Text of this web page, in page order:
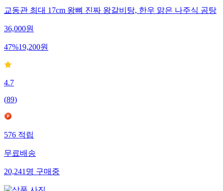
교동관 최대 17cm 왕뼈 진짜 왕갈비탕, 한우 맑은 나주식 곰탕
36,000원
47%19,200원
4.7
(89)
576적립
무료배송
20,241명구매중